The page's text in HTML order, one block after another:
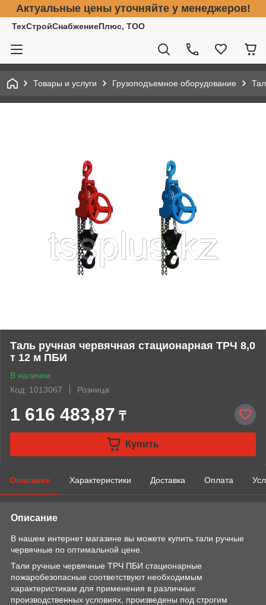
Актуальные цены уточняйте у менеджеров!
ТехСтройСнабжениеПлюс, ТОО
Товары и услуги Грузоподъемное оборудование
Таль ручная червячная стационарная ТРЧ 8,0
т 12 м ПБИ
В наличии
Код: 1013067
Розница
1 616 483,87 ₸
Купить
Описание Характеристики Доставка Оплата
Описание
В нашем интернет магазине вы можете купить тали ручные
червячные по оптимальной цене.
Тали ручные червячные ТРЧ ПБИ стационарные
пожаробезопасные соответствуют необходимым
характеристикам для применения в различных
производственных условиях, произведены под строгим